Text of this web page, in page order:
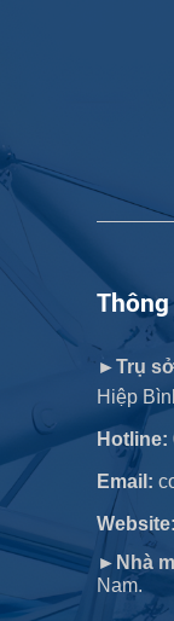
►Trụ
Hiệp
Hotline:
Email:
Website:
►Nhà
Nam.